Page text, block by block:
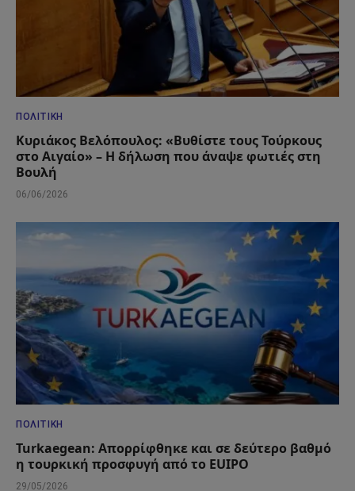
ΠΟΛΙΤΙΚΉ
Κυριάκος Βελόπουλος: «Βυθίστε τους Τούρκους
στο Αιγαίο» – Η δήλωση που άναψε φωτιές στη
Βουλή
06/06/2026
ΠΟΛΙΤΙΚΉ
Turkaegean: Απορρίφθηκε και σε δεύτερο βαθμό
η τουρκική προσφυγή από το EUIPO
29/05/2026